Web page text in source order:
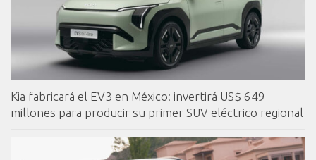
Kia fabricará el EV3 en México: invertirá US$ 649
millones para producir su primer SUV eléctrico regional